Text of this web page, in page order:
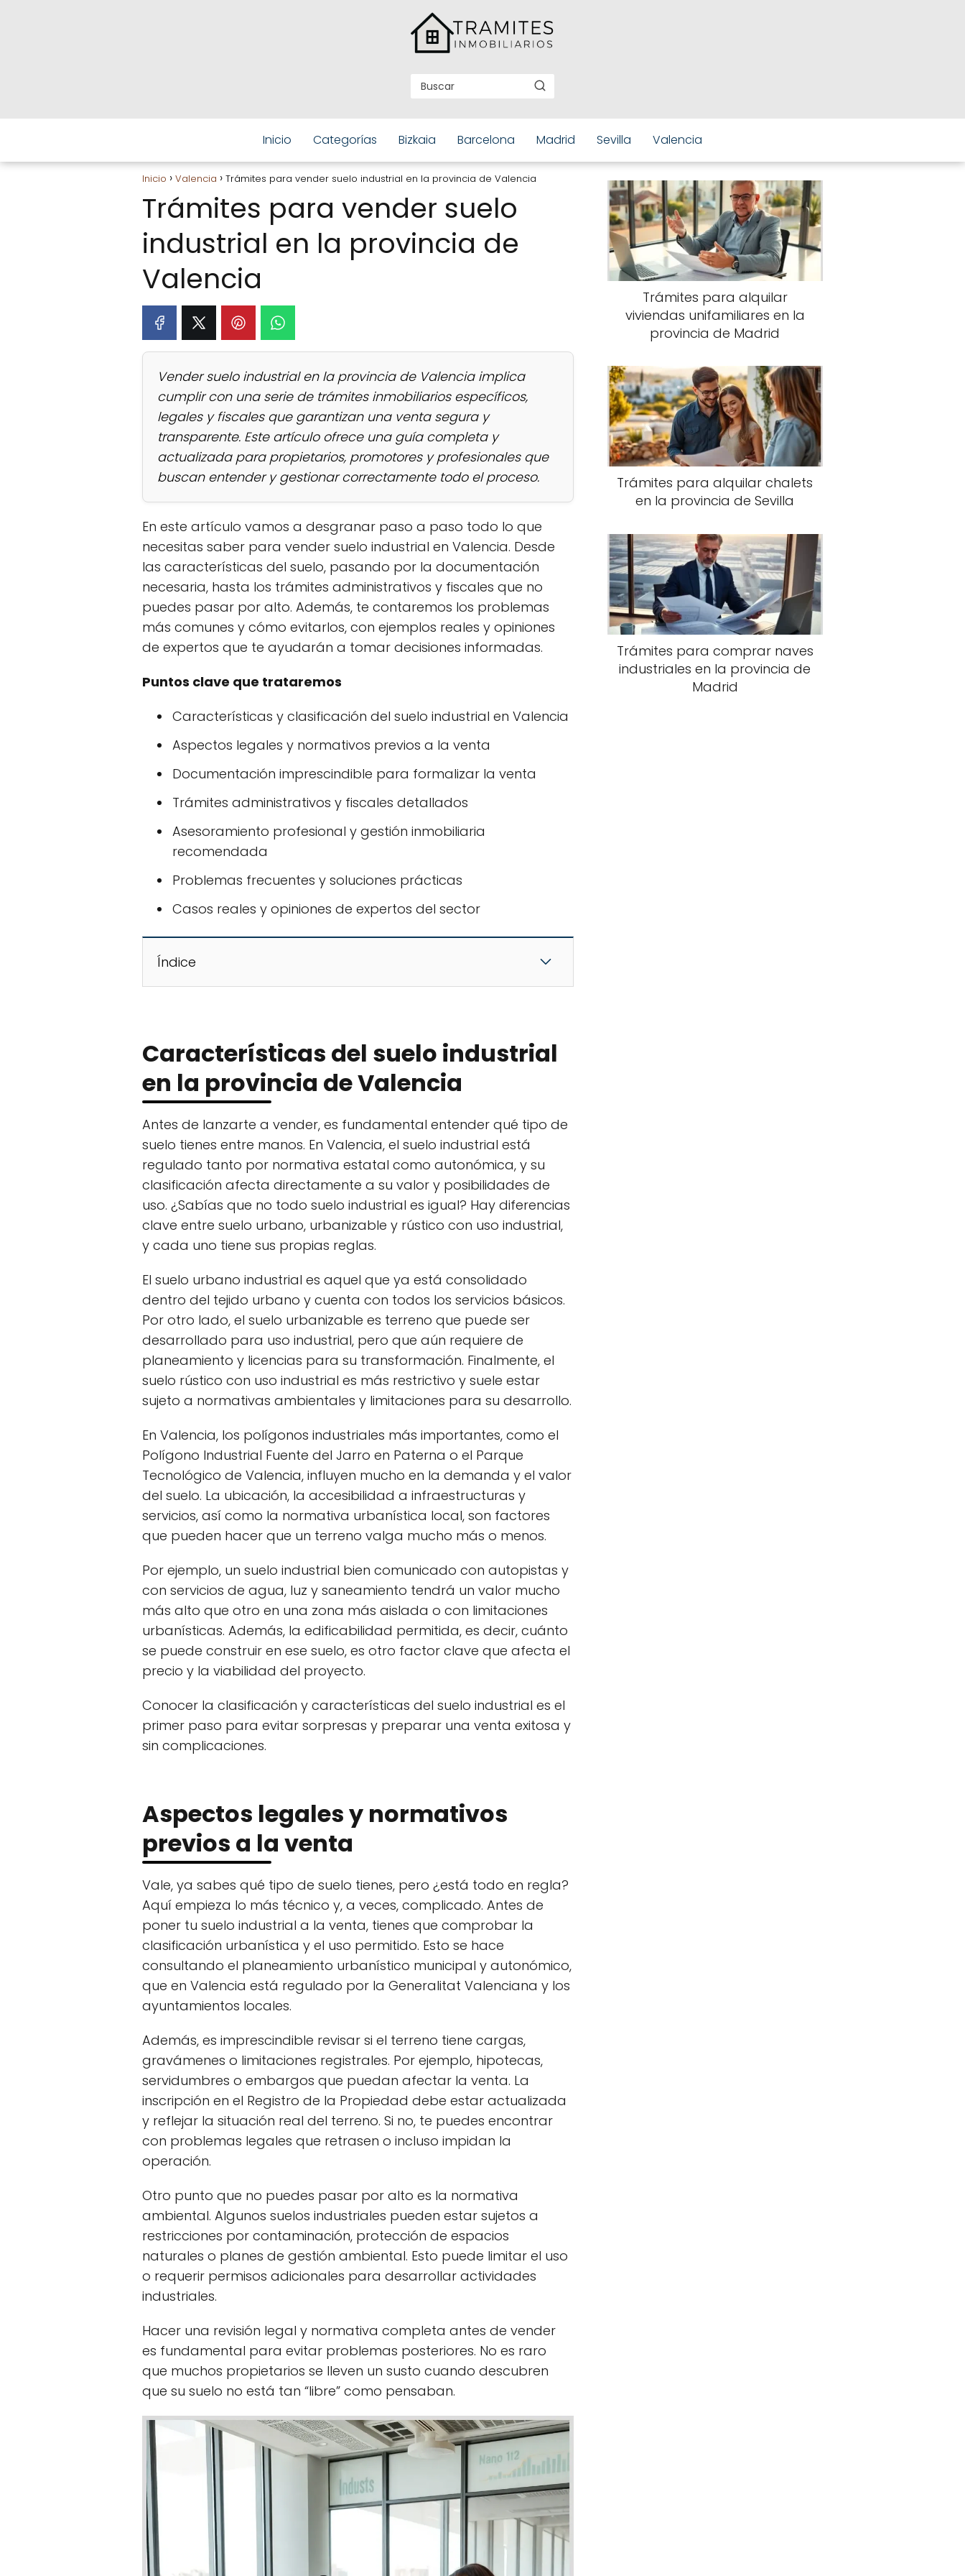
Inicio Categorías Bizkaia Barcelona Madrid Sevilla Valencia
Inicio Valencia Trámites para vender suelo industrial en la provincia de Valencia
Trámites para vender suelo
industrial en la provincia de
Valencia
Vender suelo industrial en la provincia de Valencia implica
cumplir con una serie de trámites inmobiliarios específicos,
legales y fiscales que garantizan una venta segura y
transparente. Este artículo ofrece una guía completa y
actualizada para propietarios, promotores y profesionales que
buscan entender y gestionar correctamente todo el proceso.
En este artículo vamos a desgranar paso a paso todo lo que
necesitas saber para vender suelo industrial en Valencia. Desde
las características del suelo, pasando por la documentación
necesaria, hasta los trámites administrativos y fiscales que no
puedes pasar por alto. Además, te contaremos los problemas
más comunes y cómo evitarlos, con ejemplos reales y opiniones
de expertos que te ayudarán a tomar decisiones informadas.
Puntos clave que trataremos
Características y clasificación del suelo industrial en Valencia
Aspectos legales y normativos previos a la venta
Documentación imprescindible para formalizar la venta
Trámites administrativos y fiscales detallados
Asesoramiento profesional y gestión inmobiliaria
recomendada
Problemas frecuentes y soluciones prácticas
Casos reales y opiniones de expertos del sector
Índice
Características del suelo industrial
en la provincia de Valencia
Antes de lanzarte a vender, es fundamental entender qué tipo de
suelo tienes entre manos. En Valencia, el suelo industrial está
regulado tanto por normativa estatal como autonómica, y su
clasificación afecta directamente a su valor y posibilidades de
uso. ¿Sabías que no todo suelo industrial es igual? Hay diferencias
clave entre suelo urbano, urbanizable y rústico con uso industrial,
y cada uno tiene sus propias reglas.
El suelo urbano industrial es aquel que ya está consolidado
dentro del tejido urbano y cuenta con todos los servicios básicos.
Por otro lado, el suelo urbanizable es terreno que puede ser
desarrollado para uso industrial, pero que aún requiere de
planeamiento y licencias para su transformación. Finalmente, el
suelo rústico con uso industrial es más restrictivo y suele estar
sujeto a normativas ambientales y limitaciones para su desarrollo.
En Valencia, los polígonos industriales más importantes, como el
Polígono Industrial Fuente del Jarro en Paterna o el Parque
Tecnológico de Valencia, influyen mucho en la demanda y el valor
del suelo. La ubicación, la accesibilidad a infraestructuras y
servicios, así como la normativa urbanística local, son factores
que pueden hacer que un terreno valga mucho más o menos.
Por ejemplo, un suelo industrial bien comunicado con autopistas y
con servicios de agua, luz y saneamiento tendrá un valor mucho
más alto que otro en una zona más aislada o con limitaciones
urbanísticas. Además, la edificabilidad permitida, es decir, cuánto
se puede construir en ese suelo, es otro factor clave que afecta el
precio y la viabilidad del proyecto.
Conocer la clasificación y características del suelo industrial es el
primer paso para evitar sorpresas y preparar una venta exitosa y
sin complicaciones.
Aspectos legales y normativos
previos a la venta
Vale, ya sabes qué tipo de suelo tienes, pero ¿está todo en regla?
Aquí empieza lo más técnico y, a veces, complicado. Antes de
poner tu suelo industrial a la venta, tienes que comprobar la
clasificación urbanística y el uso permitido. Esto se hace
consultando el planeamiento urbanístico municipal y autonómico,
que en Valencia está regulado por la Generalitat Valenciana y los
ayuntamientos locales.
Además, es imprescindible revisar si el terreno tiene cargas,
gravámenes o limitaciones registrales. Por ejemplo, hipotecas,
servidumbres o embargos que puedan afectar la venta. La
inscripción en el Registro de la Propiedad debe estar actualizada
y reflejar la situación real del terreno. Si no, te puedes encontrar
con problemas legales que retrasen o incluso impidan la
operación.
Otro punto que no puedes pasar por alto es la normativa
ambiental. Algunos suelos industriales pueden estar sujetos a
restricciones por contaminación, protección de espacios
naturales o planes de gestión ambiental. Esto puede limitar el uso
o requerir permisos adicionales para desarrollar actividades
industriales.
Hacer una revisión legal y normativa completa antes de vender
es fundamental para evitar problemas posteriores. No es raro
que muchos propietarios se lleven un susto cuando descubren
que su suelo no está tan “libre” como pensaban.
Trámites para alquilar
viviendas unifamiliares en la
provincia de Madrid
Trámites para alquilar chalets
en la provincia de Sevilla
Trámites para comprar naves
industriales en la provincia de
Madrid